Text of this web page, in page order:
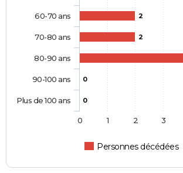
2
2
0
0
Personnes décédées
60-70 ans
70-80 ans
80-90 ans
90-100 ans
Plus de 100 ans
0 1 2 3